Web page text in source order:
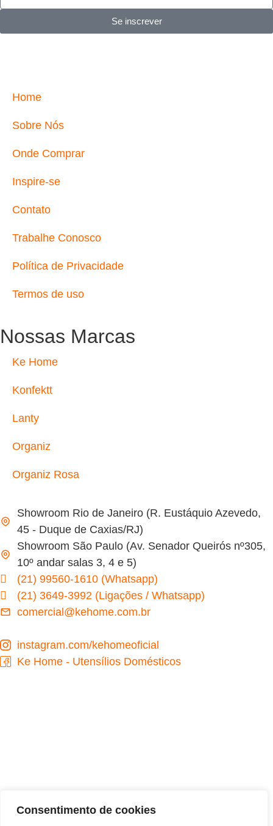
Consentimento de cookies
Se inscrever
Home
Sobre Nós
Onde Comprar
Inspire-se
Contato
Trabalhe Conosco
Política de Privacidade
Termos de uso
Nossas Marcas
Ke Home
Konfektt
Lanty
Organiz
Organiz Rosa
Showroom Rio de Janeiro (R. Eustáquio Azevedo,
45 - Duque de Caxias/RJ)
Showroom São Paulo (Av. Senador Queirós nº305,
10º andar salas 3, 4 e 5)
(21) 99560-1610 (Whatsapp)
(21) 3649-3992 (Ligações / Whatsapp)
comercial@kehome.com.br
instagram.com/kehomeoficial
Ke Home - Utensílios Domésticos
Desenvolvido por